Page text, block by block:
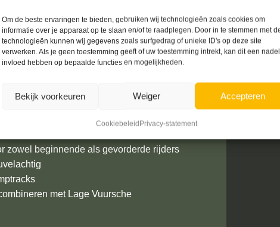
Om de beste ervaringen te bieden, gebruiken wij technologieën zoals cookies om
informatie over je apparaat op te slaan en/of te raadplegen. Door in te stemmen met
technologieën kunnen wij gegevens zoals surfgedrag of unieke ID's op deze site
verwerken. Als je geen toestemming geeft of uw toestemming intrekt, kan dit een
invloed hebben op bepaalde functies en mogelijkheden.
Accepteren
Weiger
Bekijk voorkeuren
CookiebeleidPrivacy-statement
Hoge Vuursche
zowel beginnende als gevorderde rijders
met Lage Vuursche